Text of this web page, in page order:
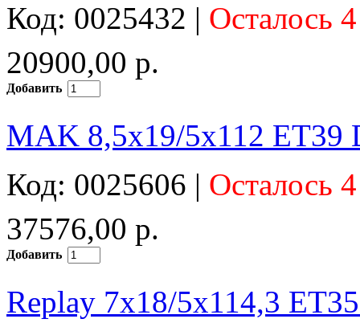
Код: 0025432 | Осталось
20900,00 р.
Добавить
MAK 8,5x19/5x112 ET39
Код: 0025606 | Осталось
37576,00 р.
Добавить
Replay 7x18/5x114,3